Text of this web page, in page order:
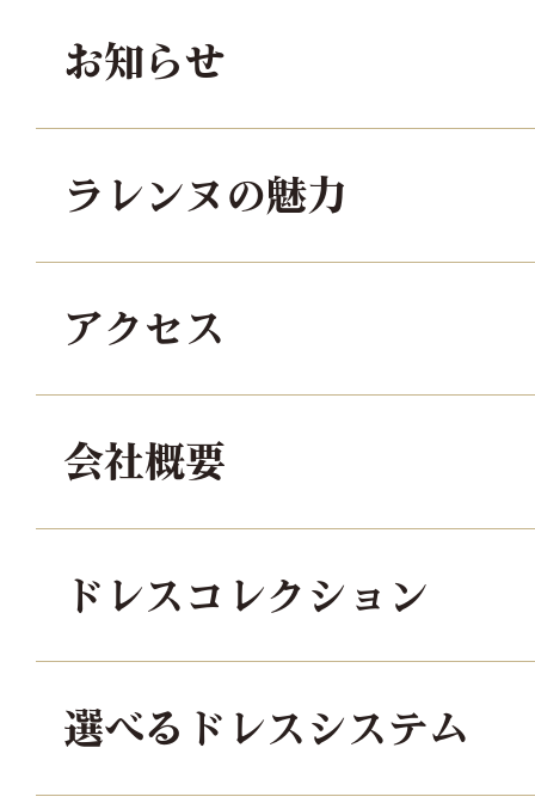
お知らせ
ラレンヌの魅力
アクセス
会社概要
ドレスコレクション
選べるドレスシステム